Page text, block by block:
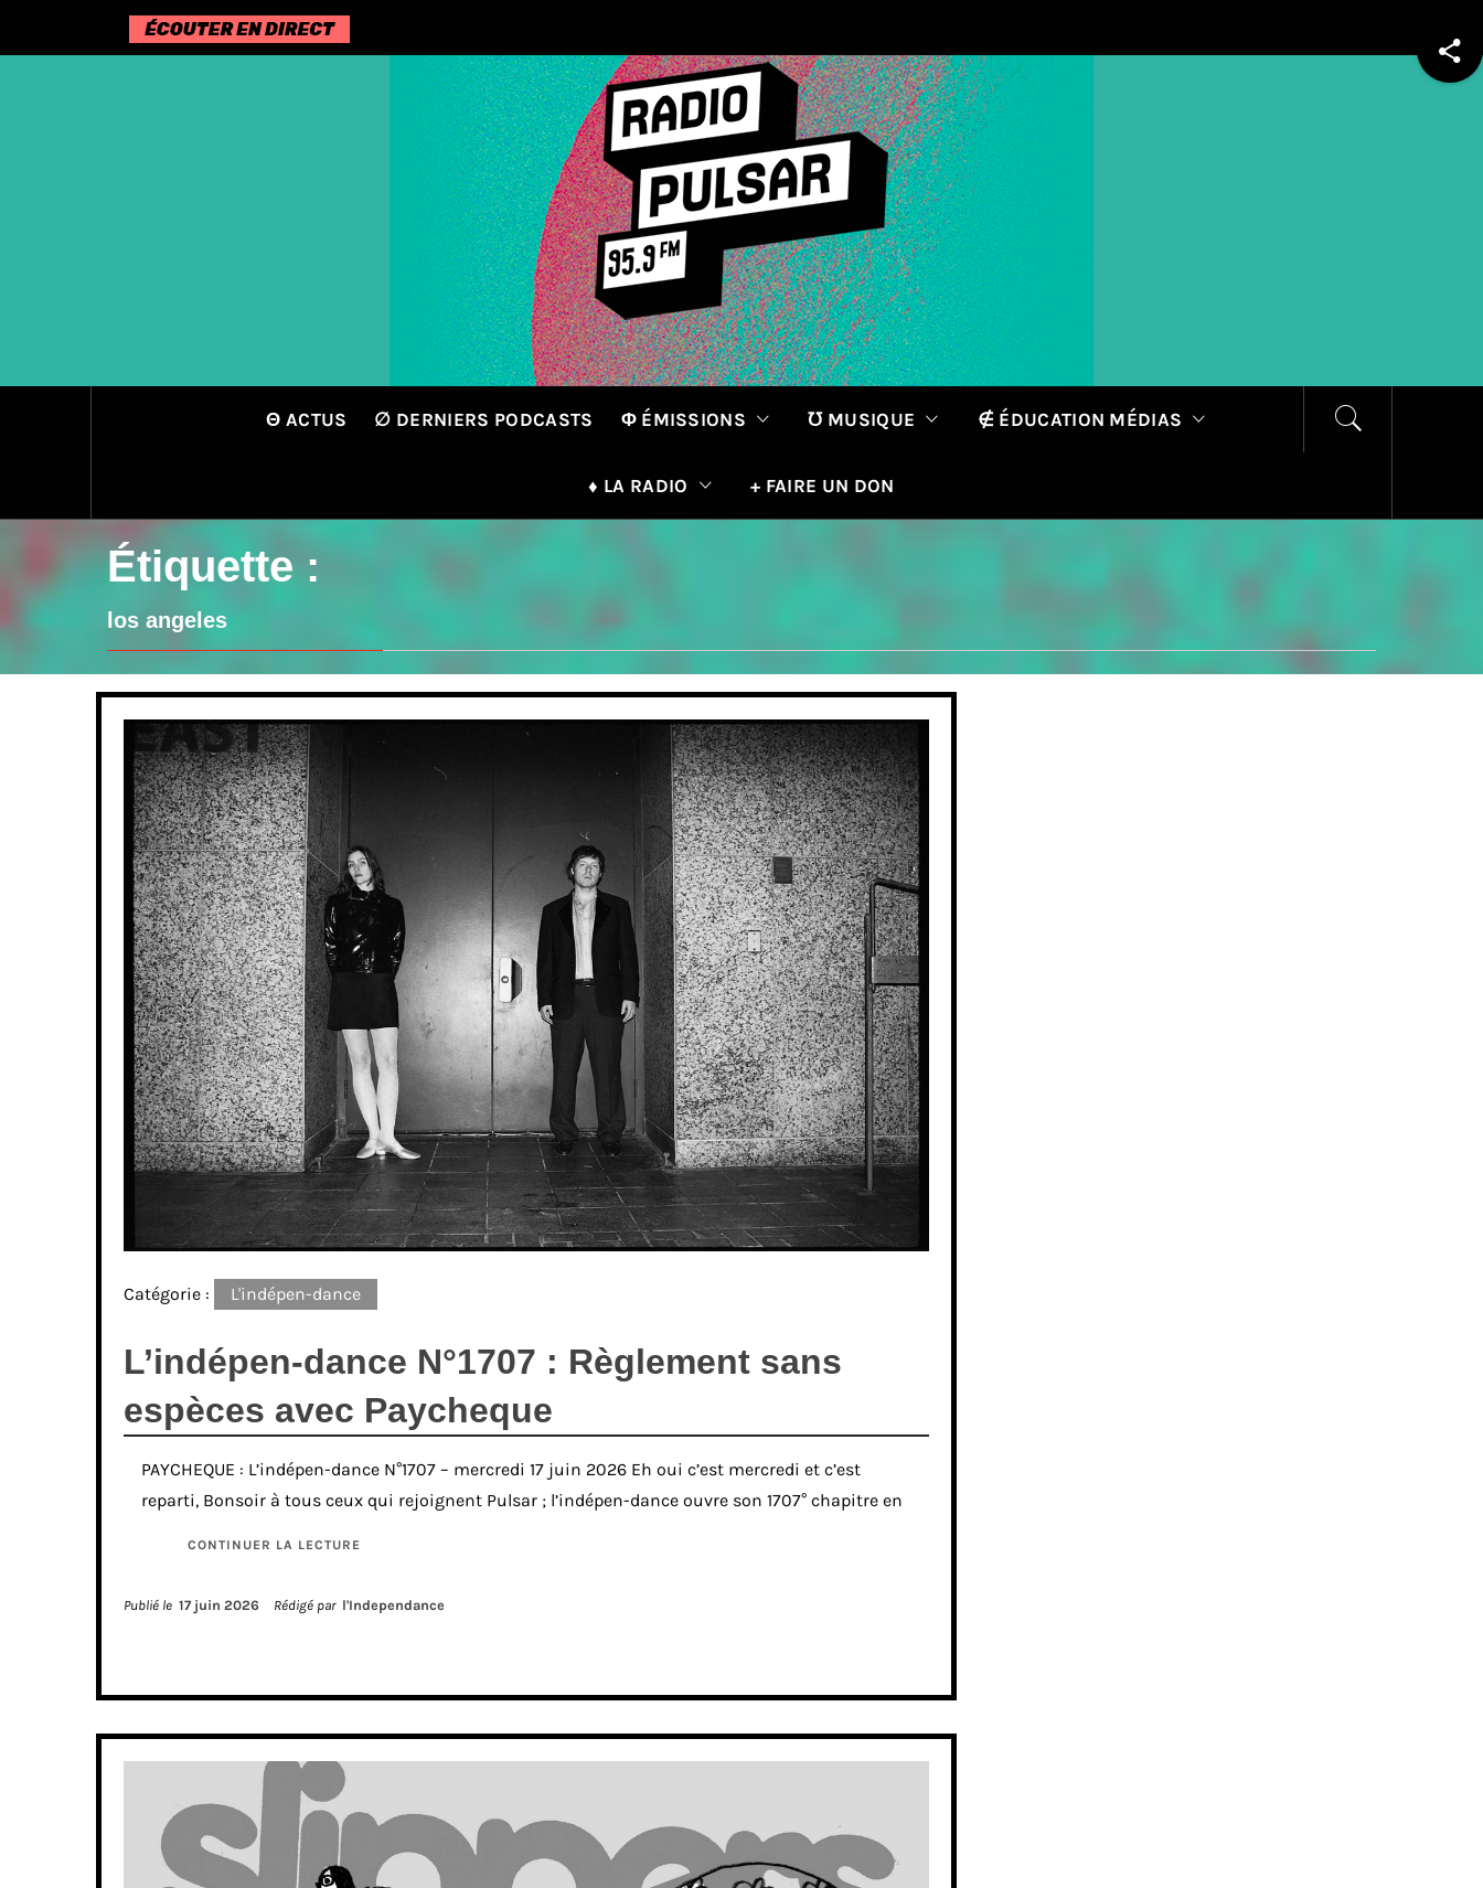
Θ ACTUS ∅ DERNIERS PODCASTS Φ ÉMISSIONS ℧ MUSIQUE ∉ ÉDUCATION MÉDIAS
♦ LA RADIO + FAIRE UN DON
Étiquette :
los angeles
Catégorie : L'indépen-dance
L’indépen-dance N°1707 : Règlement sans
espèces avec Paycheque
PAYCHEQUE : L’indépen-dance N°1707 – mercredi 17 juin 2026 Eh oui c’est mercredi et c’est
reparti, Bonsoir à tous ceux qui rejoignent Pulsar ; l’indépen-dance ouvre son 1707° chapitre en
CONTINUER LA LECTURE
Publié le 17 juin 2026 Rédigé par l'Independance